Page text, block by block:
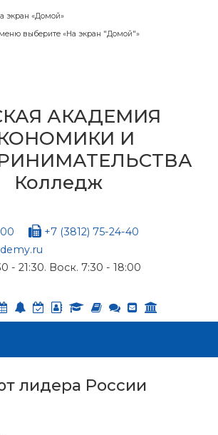
экран «Домой»
выберите «На экран "Домой"»
АКАДЕМИЯ
И
Колледж
+7 (3812) 75-24-40
- 21:30. Воск. 7:30 - 18:00
лидера России